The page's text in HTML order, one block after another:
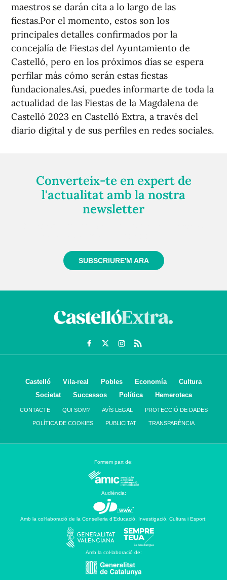
maestros se darán cita a lo largo de las
fiestas.Por el momento, estos son los
principales detalles confirmados por la
concejalía de Fiestas del Ayuntamiento de
Castelló, pero en los próximos días se espera
perfilar más cómo serán estas fiestas
fundacionales.Así, puedes informarte de toda la
actualidad de las Fiestas de la Magdalena de
Castelló 2023 en Castelló Extra, a través del
diario digital y de sus perfiles en redes sociales.
Converteix-te en expert de
l'actualitat amb la nostra
newsletter
SUBSCRIURE'M ARA
Castelló Vila-real Pobles Economía
Cultura
Societat
Successos Política Hemeroteca
CONTACTE QUI SOM? AVÍS LEGAL PROTECCIÓ DE DADES
POLÍTICA DE COOKIES PUBLICITAT TRANSPARÈNCIA
Formem part de:
Audiència:
Amb la col·laboració de la Conselleria d’Educació, Investigació, Cultura i Esport:
Amb la col·laboració de: